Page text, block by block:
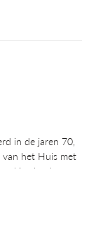
in de jaren 70,
het Huis met
hoeken en
van de jaren